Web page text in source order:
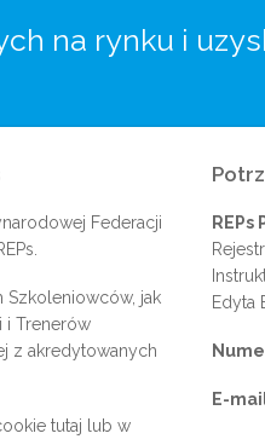
na rynku i
Federacji
Szkoleniowców, jak
i Trenerów
z akredytowanych
tutaj lub w
REPs
Edyta
E-